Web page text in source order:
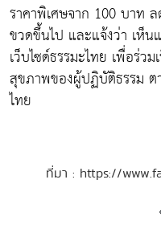
ราคาพิเศษจาก 100 บาท
ขวดขึ้นไป และแจ้งว่า เห็น
เว็บไซด์ธรรมะไทย เพื่อร่
สุขภาพของผู้ปฏิบัติธรรม ต
ไทย
ที่มา : https://